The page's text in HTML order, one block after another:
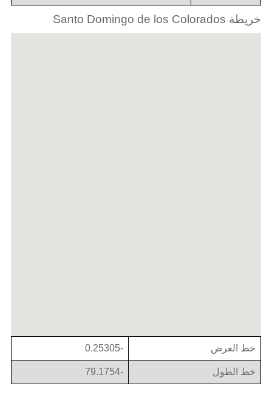
خريطة Santo Domingo de los Colorados
خط العرض -0.25305
خط الطول -79.1754